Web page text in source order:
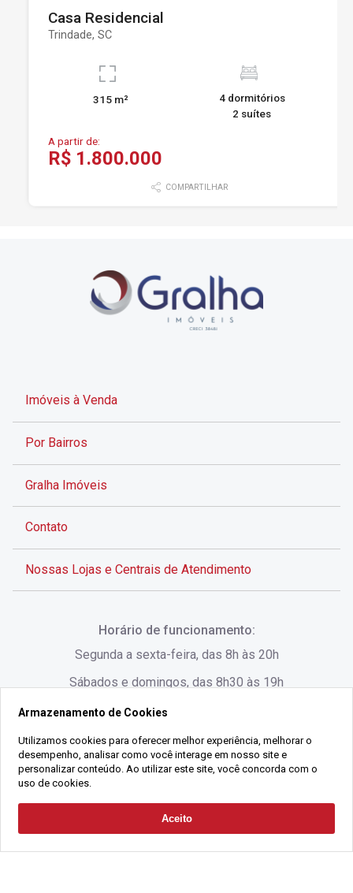
Solicitar Contato
Casa Residencial
Trindade, SC
315 m²
4 dormitórios
2 suítes
A partir de:
R$ 1.800.000
COMPARTILHAR
Imóveis à Venda
Por Bairros
Gralha Imóveis
Contato
Nossas Lojas e Centrais de Atendimento
Rua Lauro Linhares, 1080 - Trindade, Florianópolis -
SC
(48) 3220-1045
Alameda César Nascimento, 549, Salas 1, 2 e 3 -
Jurerê, - Florianópolis - SC
Horário de funcionamento:
Segunda a sexta-feira, das 8h às 20h
Sábados e domingos, das 8h30 às 19h
2021 Copyright - Gralha Imóveis CRECI 008060/O - Todos os direitos
CNPJ:18.091.083/0001-37
Armazenamento de Cookies
Utilizamos cookies para oferecer melhor experiência, melhorar o
desempenho, analisar como você interage em nosso site e
personalizar conteúdo. Ao utilizar este site, você concorda com o
uso de cookies.
Aceito